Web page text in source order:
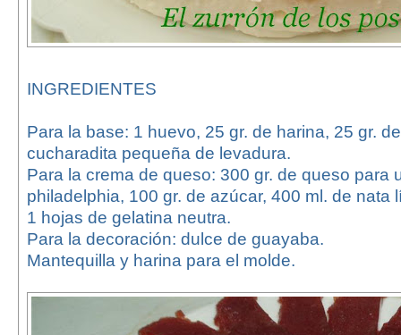
INGREDIENTES
Para la base: 1 huevo, 25 gr. de harina, 25 gr.
cucharadita pequeña de levadura.
Para la crema de queso: 300 gr. de queso para
philadelphia, 100 gr. de azúcar, 400 ml. de nata
1 hojas de gelatina neutra.
Para la decoración: dulce de guayaba.
Mantequilla y harina para el molde.